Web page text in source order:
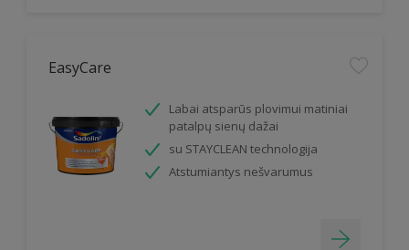
EasyCare
Labai atsparūs plovimui matiniai
patalpų sienų dažai
su STAYCLEAN technologija
Atstumiantys nešvarumus